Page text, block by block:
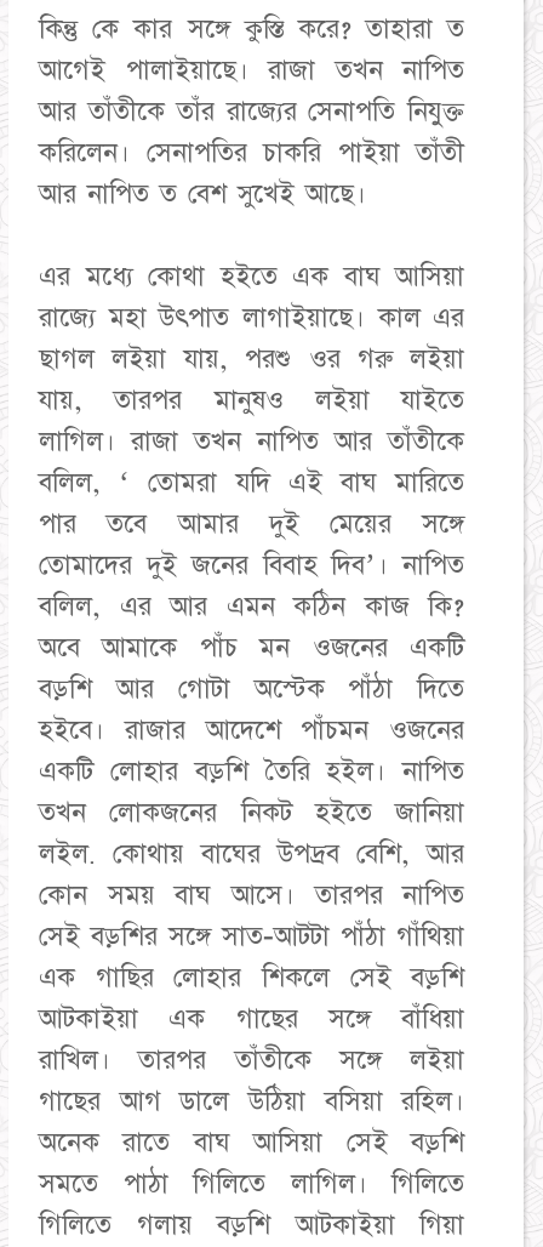
কিন্তু কে কার সঙ্গে কুস্তি করে? তাহারা ত
আগেই পালাইয়াছে। রাজা তখন নাপিত
আর তাঁতীকে তাঁর রাজ্যের সেনাপতি নিযুক্ত
করিলেন। সেনাপতির চাকরি পাইয়া তাঁতী
আর নাপিত ত বেশ সুখেই আছে।
এর মধ্যে কোথা হইতে এক বাঘ আসিয়া
রাজ্যে মহা উৎপাত লাগাইয়াছে। কাল এর
ছাগল লইয়া যায়, পরশু ওর গরু লইয়া
যায়, তারপর মানুষও লইয়া যাইতে
লাগিল। রাজা তখন নাপিত আর তাঁতীকে
বলিল, ‘ তোমরা যদি এই বাঘ মারিতে
পার তবে আমার দুই মেয়ের সঙ্গে
তোমাদের দুই জনের বিবাহ দিব’। নাপিত
বলিল, এর আর এমন কঠিন কাজ কি?
অবে আমাকে পাঁচ মন ওজনের একটি
বড়শি আর গোটা অস্টেক পাঁঠা দিতে
হইবে। রাজার আদেশে পাঁচমন ওজনের
একটি লোহার বড়শি তৈরি হইল। নাপিত
তখন লোকজনের নিকট হইতে জানিয়া
লইল. কোথায় বাঘের উপদ্রব বেশি, আর
কোন সময় বাঘ আসে। তারপর নাপিত
সেই বড়শির সঙ্গে সাত-আটটা পাঁঠা গাঁথিয়া
এক গাছির লোহার শিকলে সেই বড়শি
আটকাইয়া এক গাছের সঙ্গে বাঁধিয়া
রাখিল। তারপর তাঁতীকে সঙ্গে লইয়া
গাছের আগ ডালে উঠিয়া বসিয়া রহিল।
অনেক রাতে বাঘ আসিয়া সেই বড়শি
সমতে পাঠা গিলিতে লাগিল। গিলিতে
গিলিতে গলায় বড়শি আটকাইয়া গিয়া